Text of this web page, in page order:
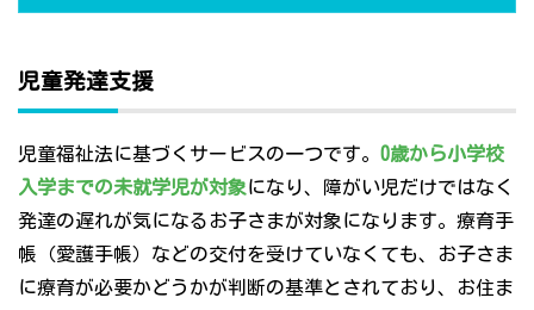
児童発達支援
児童福祉法に基づくサービスの一つです。 0歳から小学校
入学までの未就学児が対象になり、障がい児だけではなく
発達の遅れが気になるお子さまが対象になります。療育手
帳（愛護手帳）などの交付を受けていなくても、お子さま
に療育が必要かどうかが判断の基準とされており、お住ま